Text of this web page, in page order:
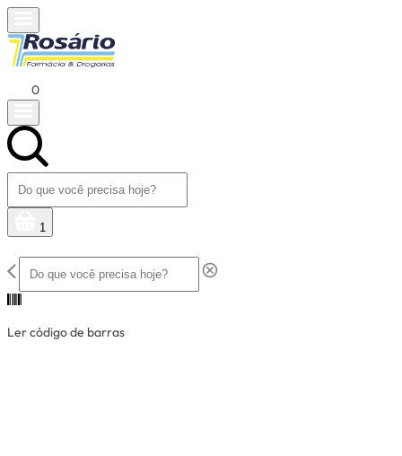
0
1
Ler código de barras